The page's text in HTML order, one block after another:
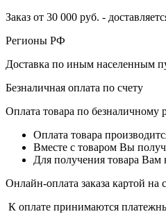
Заказ от 30 000 руб. -
Регионы РФ
Доставка по иным населенным
Безналичная оплата по счету
Оплата товара по
Оплата товара
Вместе с товаром Вы
Для получения товара Вам
Онлайн-оплата заказа картой на
К оплате принимаются